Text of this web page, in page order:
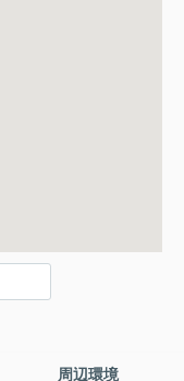
周辺環境